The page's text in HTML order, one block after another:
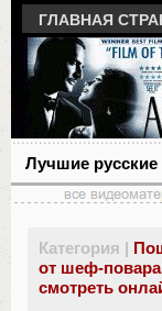
ГЛАВНАЯ
Лучшие
Категория |
от шеф-повара
смотреть